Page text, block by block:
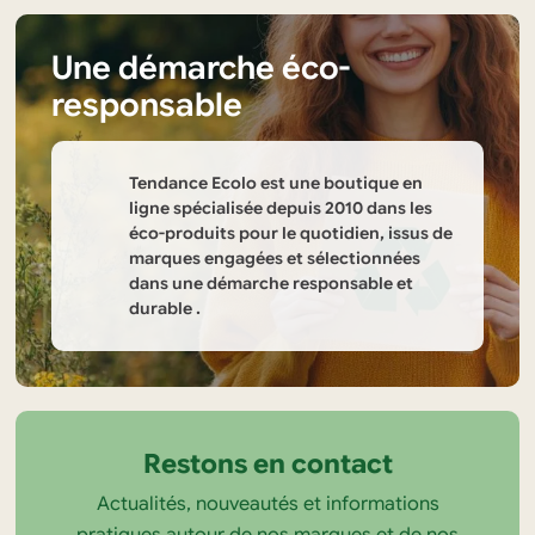
Informations
sur
boutique
Tendance
Une démarche éco-
responsable
Tendance Ecolo est une boutique en
ligne spécialisée depuis 2010 dans les
éco-produits pour le quotidien, issus de
marques engagées et sélectionnées
dans une démarche responsable et
durable .
Restons en contact
Actualités, nouveautés et informations